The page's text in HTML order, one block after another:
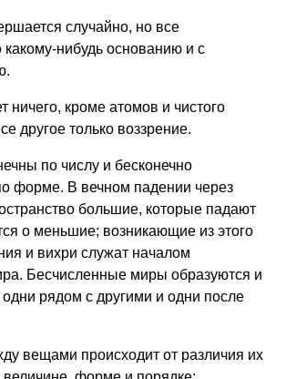
случайно, но все
нибудь основанию и с
ничего, кроме ато­мов и чистого
другое только воззрение.
по числу и бесконечно
форме. В вечном падении через
большие, которые падают
о меньшие; возни­кающие из этого
и вихри служат началом
Бесчисленные миры образу­ются и
рядом с другими и одни после
вещами проис­ходит от различия их